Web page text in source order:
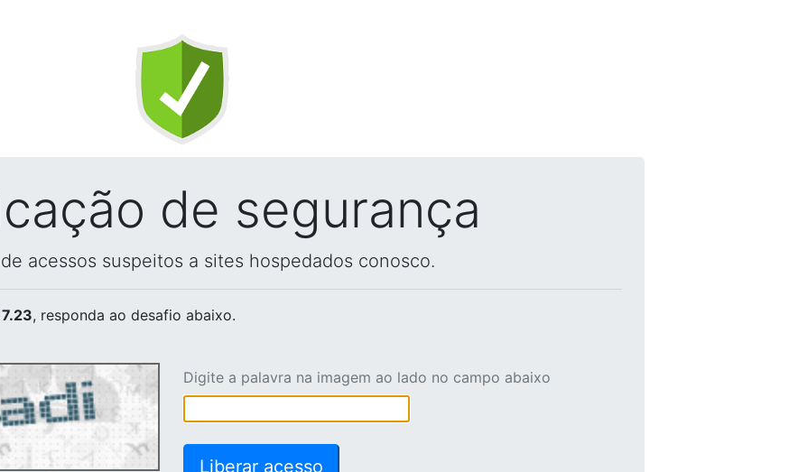
de segurança
acessos suspeitos a sites hospedados conosco.
, responda ao desafio abaixo.
Digite a palavra na imagem ao lado no campo abaixo